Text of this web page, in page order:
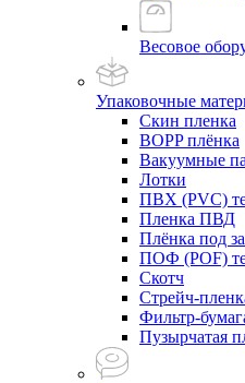
Весовое
Упаковочные
Скин пленка
BOPP плёнка
Вакуумные
Лотки
ПВХ (PVC)
Пленка ПВД
Плёнка под
ПОФ (POF)
Скотч
Стрейч-
Фильтр-
Пузырчатая